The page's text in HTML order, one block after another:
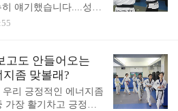
얘기했습니다....성인
주 제격이라고!코어
부터 발끝까지 건강관
나온거 처럼 운동하
고도 안들어오는
좀 맞볼래?
리 긍정적인 에너지좀
가장 활기차고 긍정적